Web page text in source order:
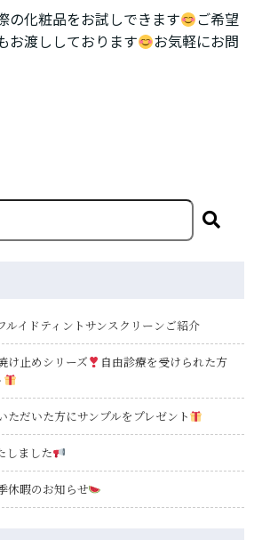
の化粧品をお試しできます
ご希望
お渡ししております
お気軽にお問
ルイドティントサンスクリーンご紹介
け止めシリーズ
自由診療を受けられた方
ただいた方にサンプルをプレゼント
しました
休暇のお知らせ